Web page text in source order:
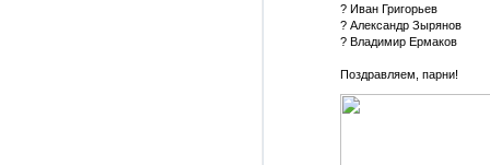
? Иван Григорьев
? Александр Зырянов
? Владимир Ермаков
Поздравляем, парни!